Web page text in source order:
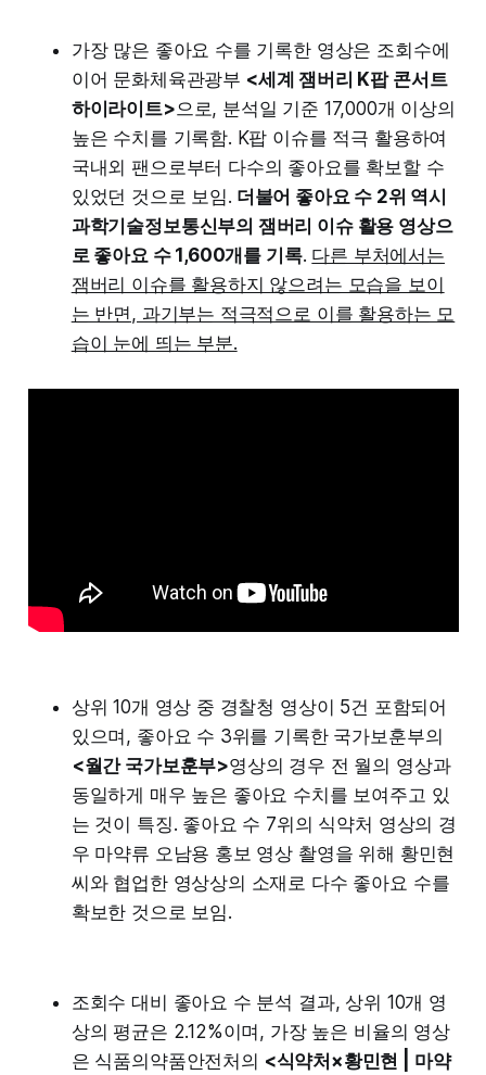
가장 많은 좋아요 수를 기록한 영상은 조회수에
이어 문화체육관광부 <세계 잼버리 K팝 콘서트
하이라이트>으로, 분석일 기준 17,000개 이상의
높은 수치를 기록함. K팝 이슈를 적극 활용하여
국내외 팬으로부터 다수의 좋아요를 확보할 수
있었던 것으로 보임. 더불어 좋아요 수 2위 역시
과학기술정보통신부의 잼버리 이슈 활용 영상으
로 좋아요 수 1,600개를 기록. 다른 부처에서는
잼버리 이슈를 활용하지 않으려는 모습을 보이
는 반면, 과기부는 적극적으로 이를 활용하는 모
습이 눈에 띄는 부분.
상위 10개 영상 중 경찰청 영상이 5건 포함되어
있으며, 좋아요 수 3위를 기록한 국가보훈부의
<월간 국가보훈부>영상의 경우 전 월의 영상과
동일하게 매우 높은 좋아요 수치를 보여주고 있
는 것이 특징. 좋아요 수 7위의 식약처 영상의 경
우 마약류 오남용 홍보 영상 촬영을 위해 황민현
씨와 협업한 영상상의 소재로 다수 좋아요 수를
확보한 것으로 보임.
조회수 대비 좋아요 수 분석 결과, 상위 10개 영
상의 평균은 2.12%이며, 가장 높은 비율의 영상
은 식품의약품안전처의 <식약처×황민현 | 마약